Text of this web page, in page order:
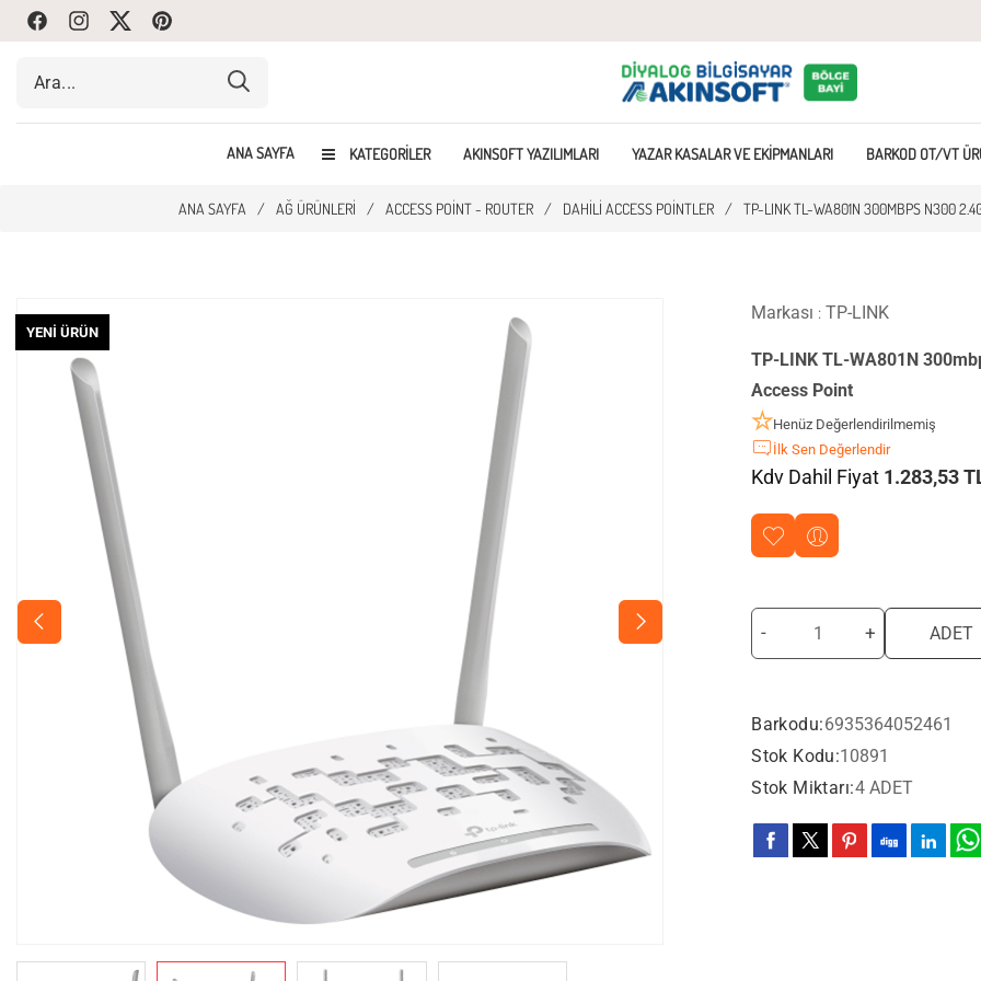
FacebookInstagram
Twitte Pinterest
ANA SAYFA KATEGORILER AKINSOFT YAZILIMLARI YAZAR KASALAR VE EKIPMANLARI BARKOD OT/VT
ANA SAYFA / AĞ ÜRÜNLERI / ACCESS POINT - ROUTER / DAHILI ACCESS POINTLER / TP-LINK TL-WA801N 300MBPS N300
YENI ÜRÜN
Markası : TP-LINK
TP-LINK TL-WA801N
Access Point
Henüz Değerlendirilmemiş
İlk Sen Değerlendir
Kdv Dahil Fiyat 1.283,53
- + ADET
Barkodu:6935364052461
Stok Kodu:10891
Stok Miktarı:4 ADET